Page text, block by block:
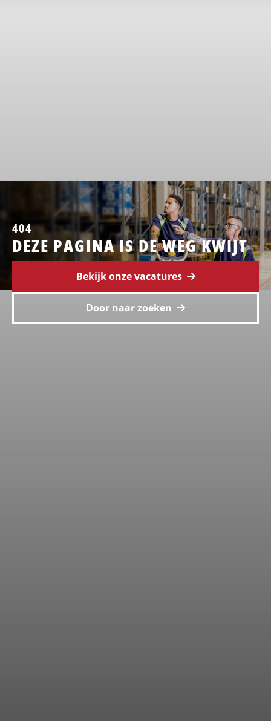
404
DEZE PAGINA IS DE WEG KWIJT
Bekijk onze vacatures
Door naar zoeken